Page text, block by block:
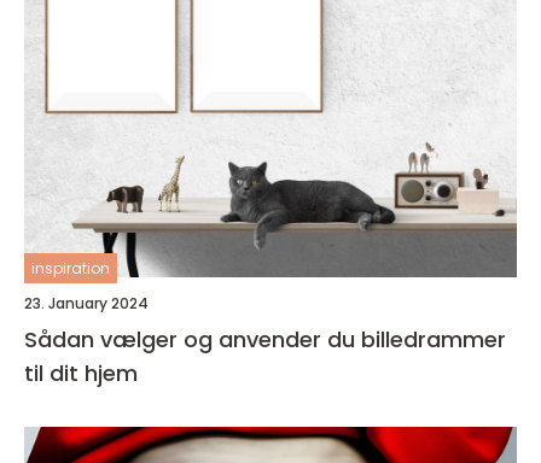
inspiration
23. January 2024
Sådan vælger og anvender du billedrammer
til dit hjem